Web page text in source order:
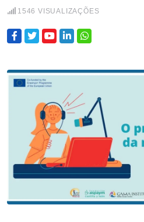
1546 VISUALIZAÇÕES